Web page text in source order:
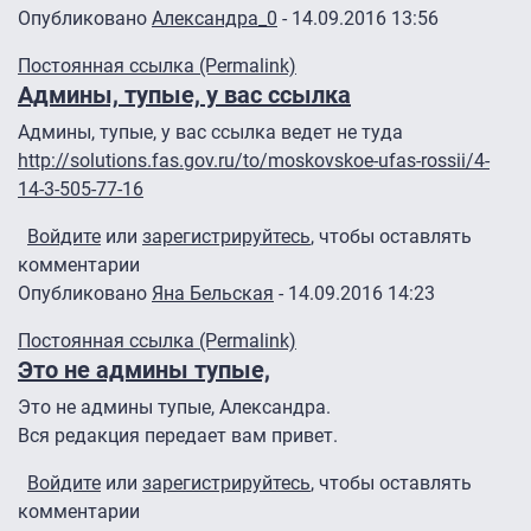
Опубликовано Александра_0 - 14.09.2016 13:56
Постоянная ссылка (Permalink)
Админы, тупые, у вас ссылка
Админы, тупые, у вас ссылка ведет не туда
http://solutions.fas.gov.ru/to/moskovskoe-ufas-rossii/4-
14-3-505-77-16
Войдите или зарегистрируйтесь, чтобы оставлять
комментарии
Опубликовано Яна Бельская - 14.09.2016 14:23
Постоянная ссылка (Permalink)
Это не админы тупые,
Это не админы тупые, Александра.
Вся редакция передает вам привет.
Войдите или зарегистрируйтесь, чтобы оставлять
комментарии